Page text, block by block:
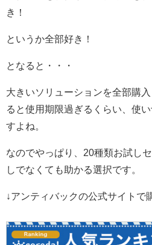
き！
というか全部好き！
となると・・・
大きいソリューションを全部購
ると使用期限過ぎるくらい、使
すよね。
なのでやっぱり、20種類お試し
しでなくても助かる選択です。
↓アンティバックの公式サイトで